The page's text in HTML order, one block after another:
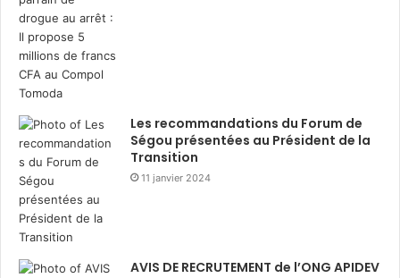
Les recommandations du Forum de
Ségou présentées au Président de la
Transition
11 janvier 2024
AVIS DE RECRUTEMENT de l’ONG APIDEV